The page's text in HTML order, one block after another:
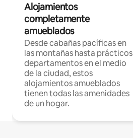
Alojamientos
completamente
amueblados
Desde cabañas pacíficas en
las montañas hasta prácticos
departamentos en el medio
de la ciudad, estos
alojamientos amueblados
tienen todas las amenidades
de un hogar.